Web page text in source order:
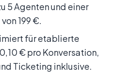
5 Agenten und einer
199 €.
für etablierte
€ pro Konversation,
Ticketing inklusive.